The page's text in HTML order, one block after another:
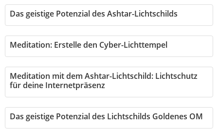
Das geistige Potenzial des Ashtar-Lichtschilds
Meditation: Erstelle den Cyber-Lichttempel
Meditation mit dem Ashtar-Lichtschild: Lichtschutz
für deine Internetpräsenz
Das geistige Potenzial des Lichtschilds Goldenes OM